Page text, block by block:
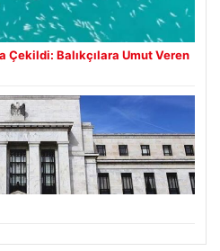
Çekildi: Balıkçılara Umut Veren